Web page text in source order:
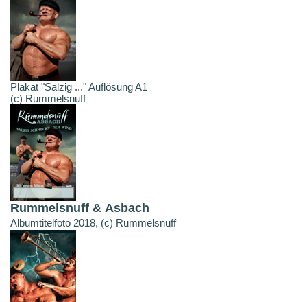
Plakat "Salzig ..." Auflösung A1
(c) Rummelsnuff
Rummelsnuff & Asbach
Albumtitelfoto 2018, (c) Rummelsnuff